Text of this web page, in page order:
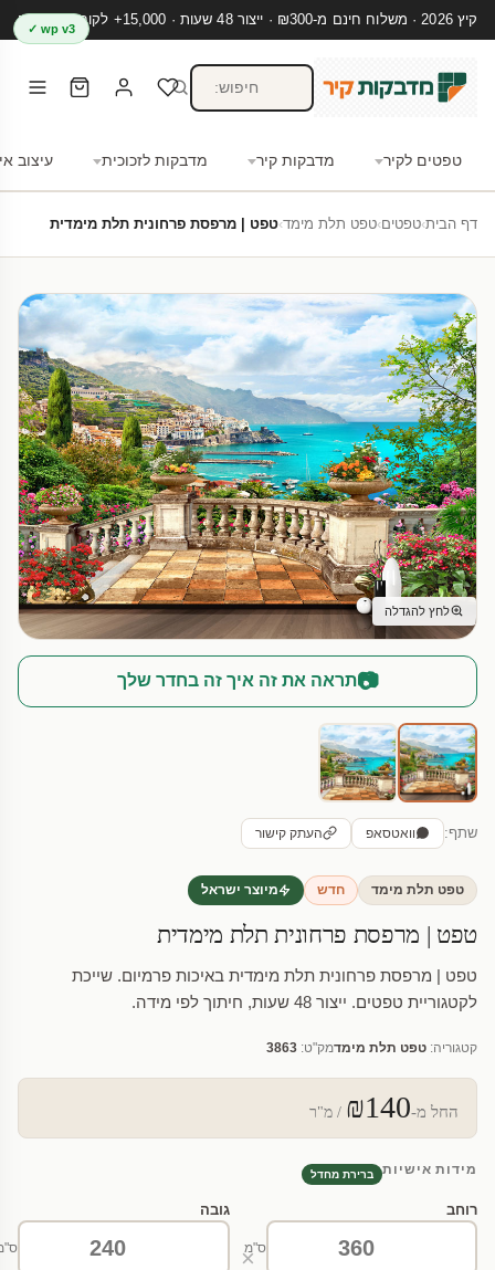
קיץ 2026 · משלוח חינם מ-₪300 · ייצור 48 שעות · 15,000+ לקוחות מרוצים
טפטים לקיר מדבקות קיר מדבקות לזכוכית עיצוב
wp v3 ✓
דף הבית›טפטים›טפט תלת מימד›טפט | מרפסת פרחונית תלת מימדית
לחץ להגדלה
📷תראה את זה איך זה בחדר שלך
שתף: וואטסאפ העתק קישור
טפט תלת מימד חדש מיוצר ישראל
טפט | מרפסת פרחונית תלת מימדית
טפט | מרפסת פרחונית תלת מימדית באיכות פרמיום. שייכת
לקטגוריית טפטים. ייצור 48 שעות, חיתוך לפי מידה.
קטגוריה: טפט תלת מימדמק"ט: 3863
החל מ-₪140 / מ"ר
מידות אישיות ברירת מחדל
רוחב
ס"מ
×
גובה